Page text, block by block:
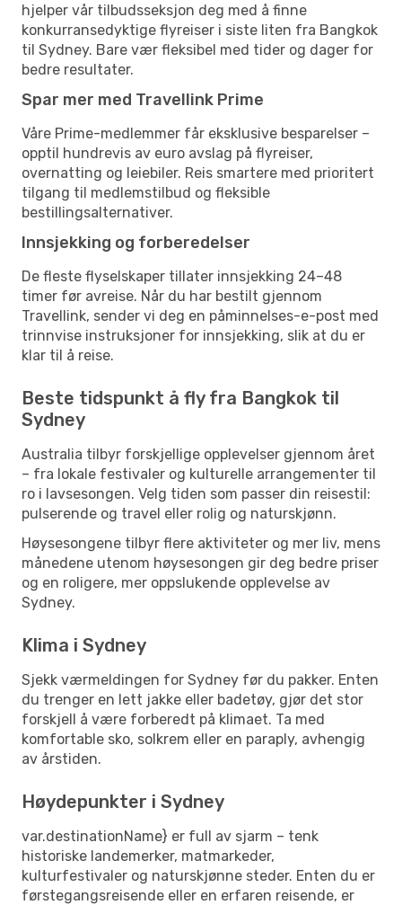
hjelper vår tilbudsseksjon deg med å finne
konkurransedyktige flyreiser i siste liten fra Bangkok
til Sydney. Bare vær fleksibel med tider og dager for
bedre resultater.
Spar mer med Travellink Prime
Våre Prime-medlemmer får eksklusive besparelser –
opptil hundrevis av euro avslag på flyreiser,
overnatting og leiebiler. Reis smartere med prioritert
tilgang til medlemstilbud og fleksible
bestillingsalternativer.
Innsjekking og forberedelser
De fleste flyselskaper tillater innsjekking 24–48
timer før avreise. Når du har bestilt gjennom
Travellink, sender vi deg en påminnelses-e-post med
trinnvise instruksjoner for innsjekking, slik at du er
klar til å reise.
Beste tidspunkt å fly fra Bangkok til
Sydney
Australia tilbyr forskjellige opplevelser gjennom året
– fra lokale festivaler og kulturelle arrangementer til
ro i lavsesongen. Velg tiden som passer din reisestil:
pulserende og travel eller rolig og naturskjønn.
Høysesongene tilbyr flere aktiviteter og mer liv, mens
månedene utenom høysesongen gir deg bedre priser
og en roligere, mer oppslukende opplevelse av
Sydney.
Klima i Sydney
Sjekk værmeldingen for Sydney før du pakker. Enten
du trenger en lett jakke eller badetøy, gjør det stor
forskjell å være forberedt på klimaet. Ta med
komfortable sko, solkrem eller en paraply, avhengig
av årstiden.
Høydepunkter i Sydney
var.destinationName} er full av sjarm – tenk
historiske landemerker, matmarkeder,
kulturfestivaler og naturskjønne steder. Enten du er
førstegangsreisende eller en erfaren reisende, er